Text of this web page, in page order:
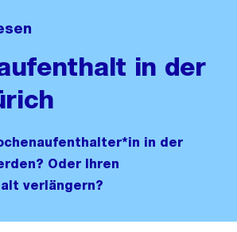
in der
in der
Oder Ihren
verlängern?